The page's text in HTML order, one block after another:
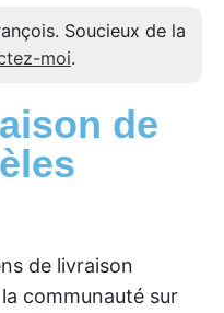
Soucieux de la
moi.
de
de livraison
communauté sur